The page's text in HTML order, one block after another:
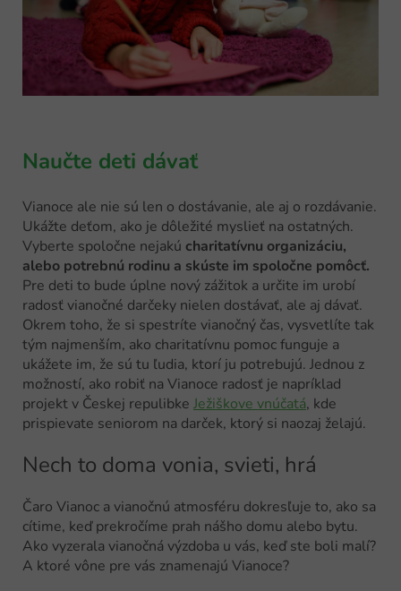
Naučte deti dávať
Vianoce ale nie sú len o dostávanie, ale aj o rozdávanie.
Ukážte deťom, ako je dôležité myslieť na ostatných.
Vyberte spoločne nejakú charitatívnu organizáciu,
alebo potrebnú rodinu a skúste im spoločne pomôcť.
Pre deti to bude úplne nový zážitok a určite im urobí
radosť vianočné darčeky nielen dostávať, ale aj dávať.
Okrem toho, že si spestríte vianočný čas, vysvetlíte tak
tým najmenším, ako charitatívnu pomoc funguje a
ukážete im, že sú tu ľudia, ktorí ju potrebujú. Jednou z
možností, ako robiť na Vianoce radosť je napríklad
projekt v Českej repulibke Ježiškove vnúčatá, kde
prispievate seniorom na darček, ktorý si naozaj želajú.
Nech to doma vonia, svieti, hrá
Čaro Vianoc a vianočnú atmosféru dokresľuje to, ako sa
cítime, keď prekročíme prah nášho domu alebo bytu.
Ako vyzerala vianočná výzdoba u vás, keď ste boli malí?
A ktoré vône pre vás znamenajú Vianoce?